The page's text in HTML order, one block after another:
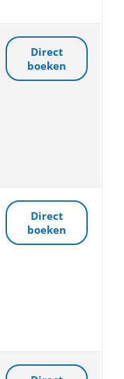
Direct
boeken
Direct
boeken